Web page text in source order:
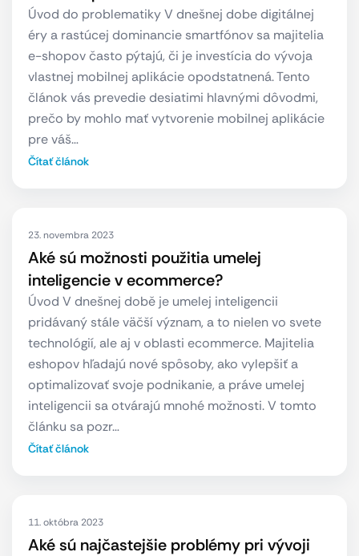
Úvod do problematiky V dnešnej dobe digitálnej
éry a rastúcej dominancie smartfónov sa majitelia
e-shopov často pýtajú, či je investícia do vývoja
vlastnej mobilnej aplikácie opodstatnená. Tento
článok vás prevedie desiatimi hlavnými dôvodmi,
prečo by mohlo mať vytvorenie mobilnej aplikácie
pre váš…
Čítať článok
23. novembra 2023
Aké sú možnosti použitia umelej
inteligencie v ecommerce?
Úvod V dnešnej době je umelej inteligencii
pridávaný stále väčší význam, a to nielen vo svete
technológií, ale aj v oblasti ecommerce. Majitelia
eshopov hľadajú nové spôsoby, ako vylepšiť a
optimalizovať svoje podnikanie, a práve umelej
inteligencii sa otvárajú mnohé možnosti. V tomto
článku sa pozr…
Čítať článok
11. októbra 2023
Aké sú najčastejšie problémy pri vývoji